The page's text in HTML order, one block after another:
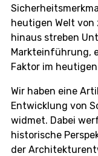
heutigen Welt
hinaus streben
Markteinführung,
Faktor im
Wir haben eine
Entwicklung von
widmet. Dabei
historische
der